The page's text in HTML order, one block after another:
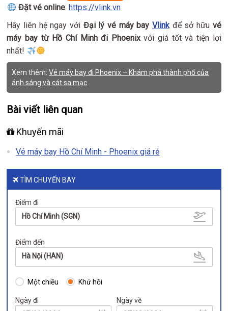
Đặt vé online: https://vlink.vn
Hãy liên hệ ngay với Đại lý vé máy bay Vlinkđể sở hữu vé
máy bay từ Hồ Chí Minh đi Phoenixvới giá tốt và tiện lợi
nhất!
Xem thêm:Vé máy bay đi Phoenix – Khám phá thành phố của
ánh sáng và cát sa mạc
Bài viết liên quan
Khuyến mãi
Vé máy bay Hồ Chí Minh - Phoenix giá rẻ
TÌM CHUYẾN BAY
Điểm đi
Hồ Chí Minh (SGN)
Điểm đến
Hà Nội (HAN)
Một chiều Khứ hồi
Ngày đi Ngày về